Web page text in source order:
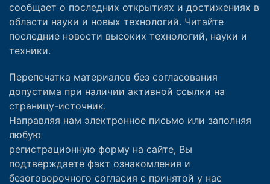
сообщает о последних открытиях и достижениях в
области науки и новых технологий. Читайте
последние новости высоких технологий, науки и
техники.
Перепечатка материалов без согласования
допустима при наличии активной ссылки на
страницу-источник.
Направляя нам электронное письмо или заполняя
любую
регистрационную форму на сайте, Вы
подтверждаете факт ознакомления и
безоговорочного согласия с принятой у нас